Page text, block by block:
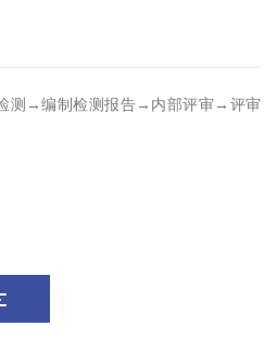
测→编制检测报告→内部评审→评审